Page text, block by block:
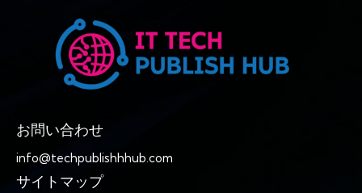
お問い合わせ
info@techpublishhhub.com
サイトマップ